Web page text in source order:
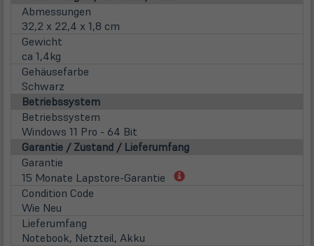
Abmessungen
32,2 x 22,4 x 1,8 cm
Gewicht
ca 1,4kg
Gehäusefarbe
Schwarz
Betriebssystem
Betriebssystem
Windows 11 Pro - 64 Bit
Garantie / Zustand / Lieferumfang
Garantie
15 Monate Lapstore-Garantie
(öffnet
Condition Code
Wie Neu
Lieferumfang
Notebook, Netzteil, Akku